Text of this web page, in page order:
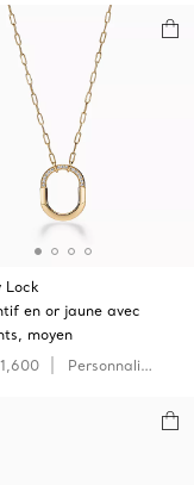
Lock
en or jaune avec
moyen
Personnaliser